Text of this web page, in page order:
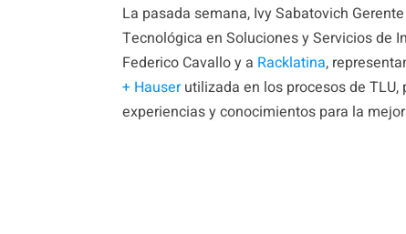
La pasada semana, Ivy Sabatovich
Tecnológica en Soluciones y Servicios de
Federico Cavallo y a Racklatina,
+ Hauserutilizada en los procesos de
experiencias y conocimientos para la